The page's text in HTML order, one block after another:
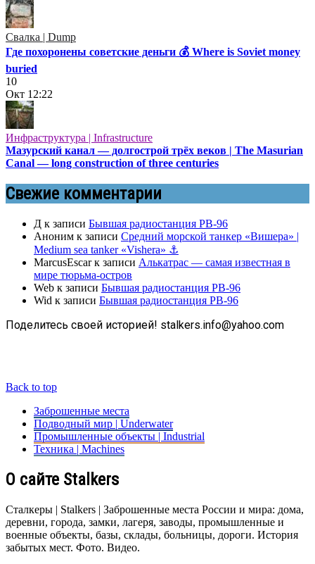
Свалка | Dump
Где похоронены советские деньги 💰 Where is Soviet money
buried
10
Окт 12:22
Инфраструктура | Infrastructure
Мазурский канал — долгострой трёх веков | The Masurian
Canal — long construction of three centuries
Свежие комментарии
Д к записи Бывшая радиостанция РВ-96
Аноним к записи Средний морской танкер «Вишера» |
Medium sea tanker «Vishera» ⚓
MarcusEscarк записи Алькатрас — самая известная в
мире тюрьма-остров
Web к записи Бывшая радиостанция РВ-96
Wid к записи Бывшая радиостанция РВ-96
Поделитесь своей историей! stalkers.info@yahoo.com
Back to top
Заброшенные места
Подводный мир | Underwater
Промышленные объекты | Industrial
Техника | Machines
О сайте Stalkers
Сталкеры | Stalkers | Заброшенные места России и мира: дома,
деревни, города, замки, лагеря, заводы, промышленные и
военные объекты, базы, склады, больницы, дороги. История
забытых мест. Фото. Видео.